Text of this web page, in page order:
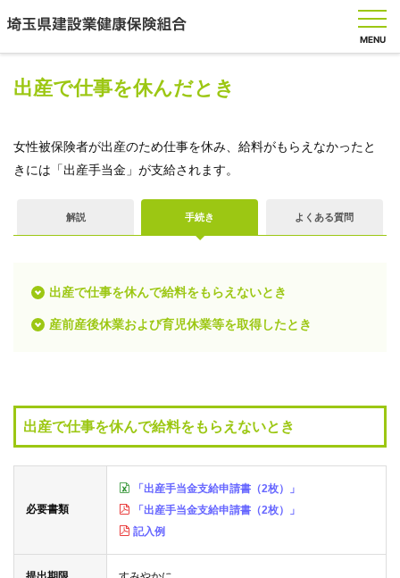
MENU
健
保
の
保
給
健
事
業
各
続
き
出産で仕事を休んだとき
女性被保険者が出産のため仕事を休み、給料がもらえなかったと
きには「出産手当金」が支給されます。
解説 手続き よくある質問
出産で仕事を休んで給料をもらえないとき
産前産後休業および育児休業等を取得したとき
出産で仕事を休んで給料をもらえないとき
必要書類
「出産手当金支給申請書（2枚）」
「出産手当金支給申請書（2枚）」
記入例